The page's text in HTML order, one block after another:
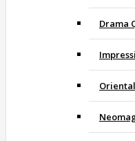
Drama